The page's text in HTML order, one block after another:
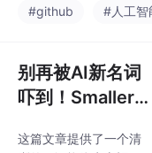
程化架构设计（3-4
问题；4）业务落地与
整实践教程。该项目包
Prompt工程、微调部
署、多模态模型等9大
核心内容，适合初学者
已获38.9k星，强调实
#github #人工智
别再被AI新名词
吓到！Smaller.
视角，一张图看
这篇文章提供了一个清